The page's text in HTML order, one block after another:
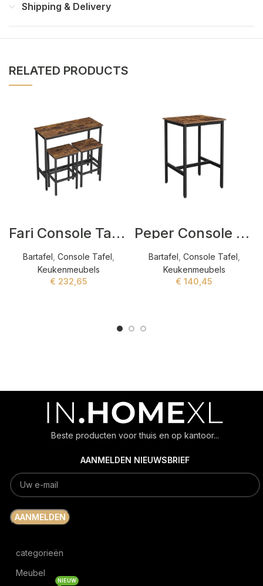
Shipping & Delivery
RELATED PRODUCTS
Fari Console Tafel Zwart
Bartafel Console Tafel
Keukenmeubels
€ 232,65
Peper Console Tafel Bruin
Bartafel Console Tafel
Keukenmeubels
€ 140,45
Beste producten voor thuis en op kantoor...
AANMELDEN NIEUWSBRIEF
categorieën
Meubel
NIEUW